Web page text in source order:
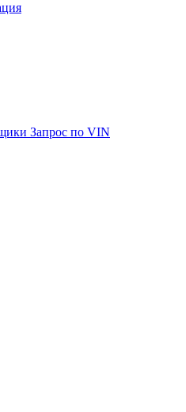
Запрос по VIN